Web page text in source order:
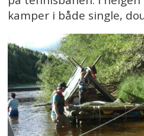
kamper i både single,